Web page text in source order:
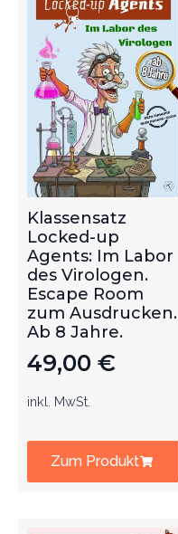
Klassensatz
Locked-up
Agents: Im Labor
des Virologen.
Escape Room
zum Ausdrucken.
Ab 8 Jahre.
49,00 €
inkl. MwSt.
Zum Produkt